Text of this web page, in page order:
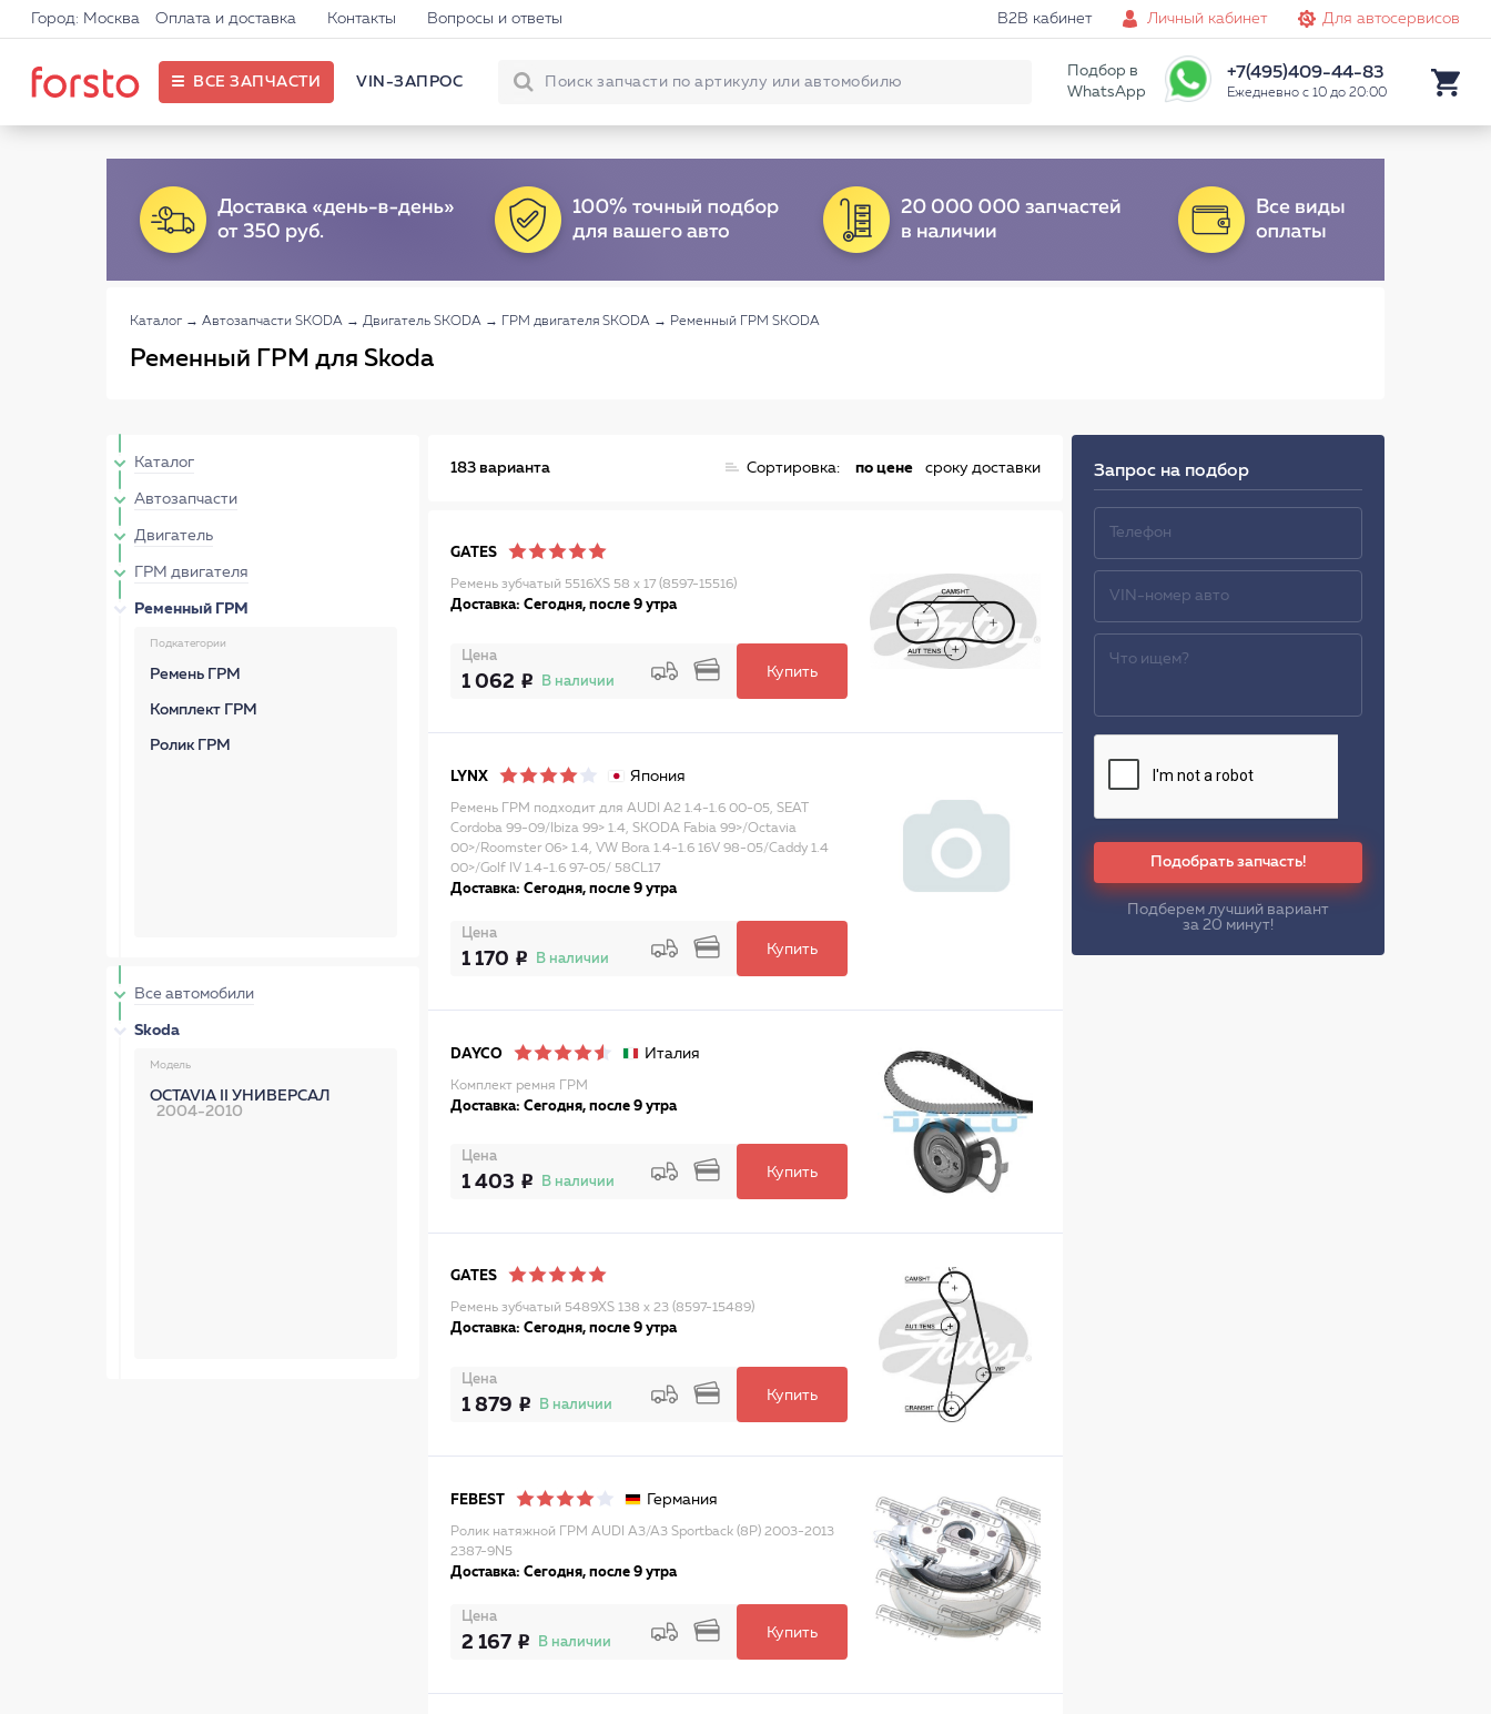
Город: Москва Оплата и доставка Контакты Вопросы и ответы B2B кабинет Личный кабинет Для автосервисов
ВСЕ ЗАПЧАСТИ VIN-ЗАПРОС
Подбор в
WhatsApp
+7(495)409-44-83
Ежедневно с 10 до 20:00
Каталог → Автозапчасти SKODA → Двигатель SKODA → ГРМ двигателя SKODA → Ременный ГРМ SKODA
Ременный ГРМ для Skoda
Каталог
Автозапчасти
Двигатель
ГРМ двигателя
Ременный ГРМ
Подкатегории
Ремень ГРМ
Комплект ГРМ
Ролик ГРМ
Все автомобили
Skoda
Модель
OCTAVIA II УНИВЕРСАЛ
2004-2010
183 варианта Сортировка: по цене сроку доставки
GATES
Ремень зубчатый 5516XS 58 x 17 (8597-15516)
Доставка: Сегодня, после 9 утра
Цена
1 062 В наличии
Купить
LYNX Япония
Ремень ГРМ подходит для AUDI A2 1.4-1.6 00-05, SEAT
Cordoba 99-09/Ibiza 99> 1.4, SKODA Fabia 99>/Octavia
00>/Roomster 06> 1.4, VW Bora 1.4-1.6 16V 98-05/Caddy 1.4
00>/Golf IV 1.4-1.6 97-05/ 58CL17
Доставка: Сегодня, после 9 утра
Цена
1 170 В наличии
Купить
DAYCO Италия
Комплект ремня ГРМ
Доставка: Сегодня, после 9 утра
Цена
1 403 В наличии
Купить
GATES
Ремень зубчатый 5489XS 138 x 23 (8597-15489)
Доставка: Сегодня, после 9 утра
Цена
1 879 В наличии
Купить
FEBEST Германия
Ролик натяжной ГРМ AUDI A3/A3 Sportback (8P) 2003-2013
2387-9N5
Доставка: Сегодня, после 9 утра
Цена
2 167 В наличии
Купить
Запрос на подбор
Подобрать запчасть!
Подберем лучший вариант
за 20 минут!